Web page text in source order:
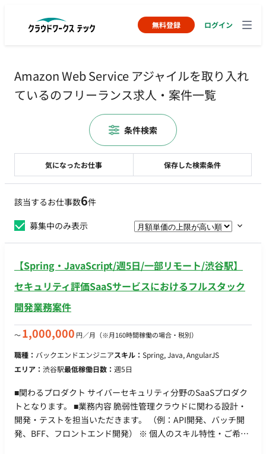
無料登録 ログイン
Amazon Web Service アジャイルを取り入れ
ているのフリーランス求人・案件一覧
該当するお仕事数6件
募集中のみ表示
【Spring・JavaScript/週5日/一部リモート/渋谷駅】
セキュリティ評価SaaSサービスにおけるフルスタック
開発業務案件
〜1,000,000 円／月 （※月160時間稼働の場合・税別）
職種： バックエンドエンジニアスキル： Spring, Java, AngularJS
エリア： 渋谷駅最低稼働日数： 週5日
■関わるプロダクト サイバーセキュリティ分野のSaaSプロダク
トとなります。 ■業務内容 脆弱性管理クラウドに関わる設計・
開発・テストを担当いただきます。 （例：API開発、バッチ開
発、BFF、フロントエンド開発） ※ 個人のスキル特性・ご希望
気になったお仕事 保存した検索条件
条件検索